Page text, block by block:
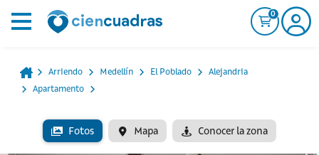
0
Arriendo Medellín El Poblado
Alejandria
Apartamento
Fotos Mapa Conocer la zona